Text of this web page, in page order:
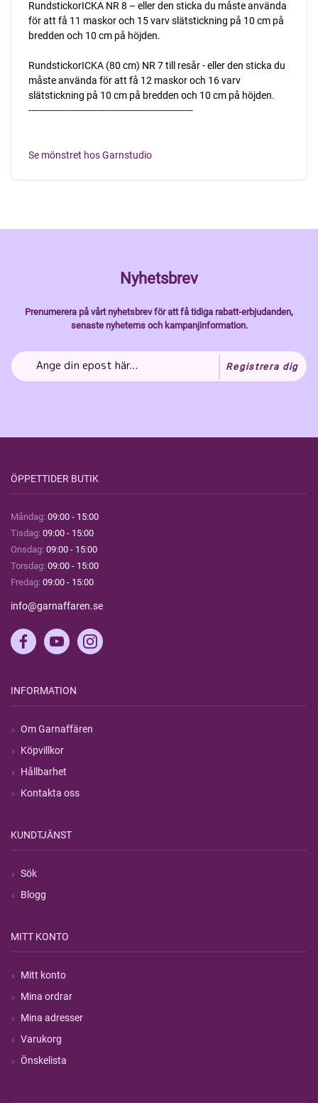
RundstickorICKA NR 8 – eller den sticka du måste använda
för att få 11 maskor och 15 varv slätstickning på 10 cm på
bredden och 10 cm på höjden.
RundstickorICKA (80 cm) NR 7 till resår - eller den sticka du
måste använda för att få 12 maskor och 16 varv
slätstickning på 10 cm på bredden och 10 cm på höjden.
----------------------------------------------------------
Se mönstret hos Garnstudio
Nyhetsbrev
Prenumerera på vårt nyhetsbrev för att få tidiga rabatt-erbjudanden,
senaste nyheterns och kampanjinformation.
Registrera dig
ÖPPETTIDER BUTIK
Måndag: 09:00 - 15:00
Tisdag: 09:00 - 15:00
Onsdag: 09:00 - 15:00
Torsdag: 09:00 - 15:00
Fredag: 09:00 - 15:00
info@garnaffaren.se
INFORMATION
Om Garnaffären
Köpvillkor
Hållbarhet
Kontakta oss
KUNDTJÄNST
Sök
Blogg
MITT KONTO
Mitt konto
Mina ordrar
Mina adresser
Varukorg
Önskelista